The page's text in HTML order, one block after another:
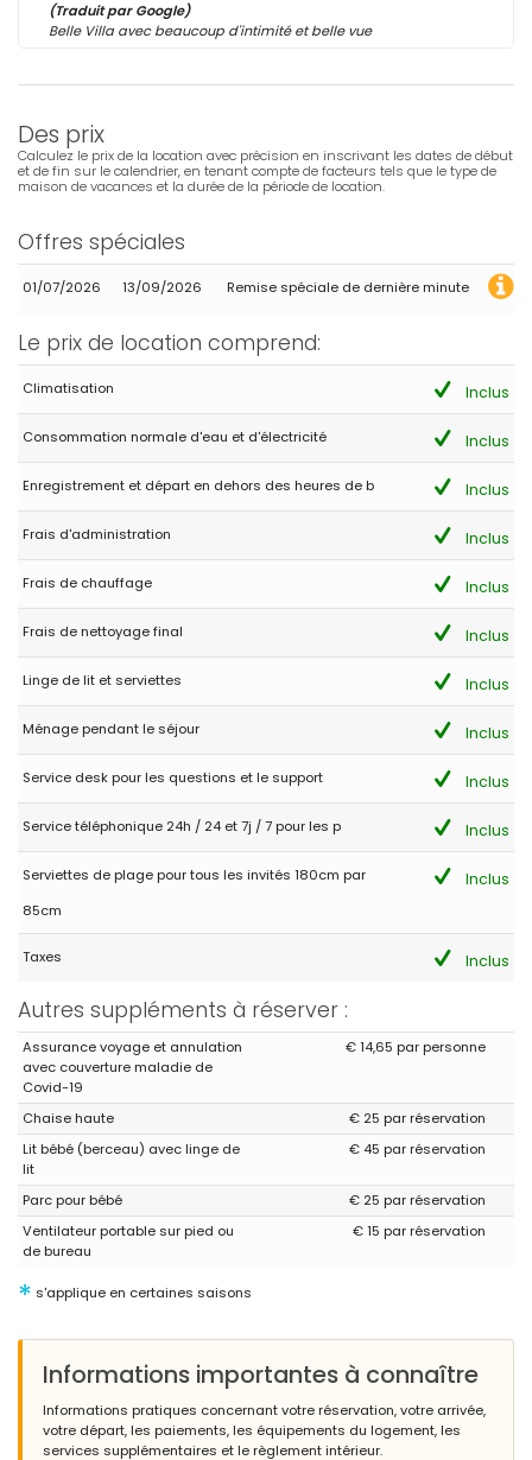
(Traduit par Google)
Belle Villa avec beaucoup d'intimité et belle vue
Des prix
Calculez le prix de la location avec précision en inscrivant les dates de début
et de fin sur le calendrier, en tenant compte de facteurs tels que le type de
maison de vacances et la durée de la période de location.
Offres spéciales
01/07/2026 13/09/2026 Remise spéciale de dernière minute
Le prix de location comprend:
Climatisation Inclus
Consommation normale d'eau et d'électricité Inclus
Enregistrement et départ en dehors des heures de b Inclus
Frais d'administration Inclus
Frais de chauffage Inclus
Frais de nettoyage final Inclus
Linge de lit et serviettes Inclus
Ménage pendant le séjour Inclus
Service desk pour les questions et le support Inclus
Service téléphonique 24h / 24 et 7j / 7 pour les p Inclus
Serviettes de plage pour tous les invités 180cm par
85cm
Inclus
Taxes Inclus
Autres suppléments à réserver :
Assurance voyage et annulation
avec couverture maladie de
Covid-19
€ 14,65 par personne
Chaise haute
€ 25 par réservation
Lit bébé (berceau) avec linge de
lit
€ 45 par réservation
Parc pour bébé
€ 25 par réservation
Ventilateur portable sur pied ou
de bureau
€ 15 par réservation
* s'applique en certaines saisons
Informations importantes à connaître
Informations pratiques concernant votre réservation, votre arrivée,
votre départ, les paiements, les équipements du logement, les
services supplémentaires et le règlement intérieur.